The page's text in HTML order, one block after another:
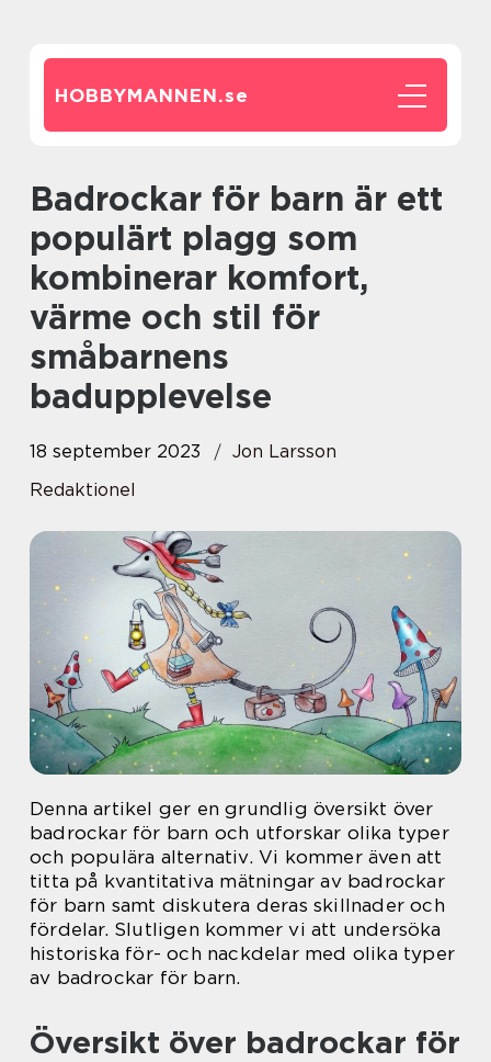
HOBBYMANNEN.se
Badrockar för barn är ett
populärt plagg som
kombinerar komfort,
värme och stil för
småbarnens
badupplevelse
18 september 2023
Jon Larsson
Redaktionel
Denna artikel ger en grundlig översikt över
badrockar för barn och utforskar olika typer
och populära alternativ. Vi kommer även att
titta på kvantitativa mätningar av badrockar
för barn samt diskutera deras skillnader och
fördelar. Slutligen kommer vi att undersöka
historiska för- och nackdelar med olika typer
av badrockar för barn.
Översikt över badrockar för